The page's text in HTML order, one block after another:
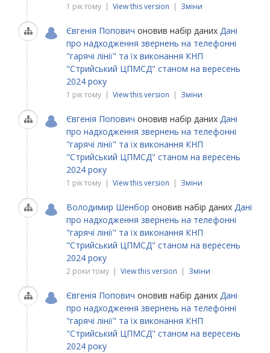
1 рік тому | View this version | Зміни
Євгенія Попович оновив набір даних Дані
про надходження звернень на телефонні
"гарячі лінії" та їх виконання КНП
"Стрийський ЦПМСД" станом на вересень
2024 року
1 рік тому | View this version | Зміни
Євгенія Попович оновив набір даних Дані
про надходження звернень на телефонні
"гарячі лінії" та їх виконання КНП
"Стрийський ЦПМСД" станом на вересень
2024 року
1 рік тому | View this version | Зміни
Володимир Шенбор оновив набір даних Дані
про надходження звернень на телефонні
"гарячі лінії" та їх виконання КНП
"Стрийський ЦПМСД" станом на вересень
2024 року
2 роки тому | View this version | Зміни
Євгенія Попович оновив набір даних Дані
про надходження звернень на телефонні
"гарячі лінії" та їх виконання КНП
"Стрийський ЦПМСД" станом на вересень
2024 року